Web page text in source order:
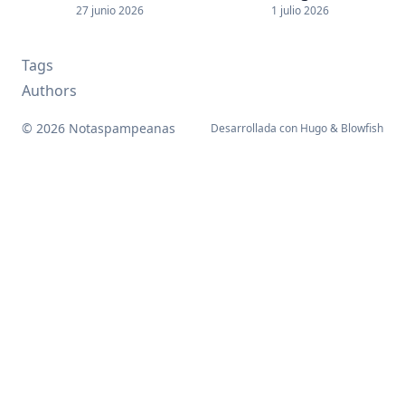
27 junio 2026 1 julio 2026
Tags
Authors
© 2026 Notaspampeanas Desarrollada con Hugo& Blowfish